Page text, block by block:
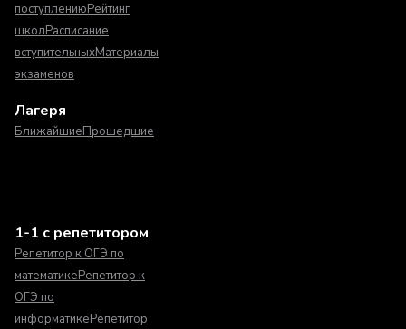
поступлениюРейтинг
школРасписание
вступительныхМатериалы
экзаменов
Лагеря
БлижайшиеПрошедшие
1-1 с репетитором
Репетитор к ОГЭ по
математикеРепетитор к
ОГЭ по
информатикеРепетитор